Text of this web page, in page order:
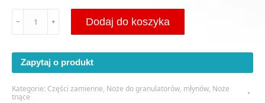
Eldan
218x80x50-
﹣ ﹢ Dodaj do koszyka
Zapytaj o produkt
Kategorie: Części zamienne, Noże do granulatorów, młynów, Noże
tnące